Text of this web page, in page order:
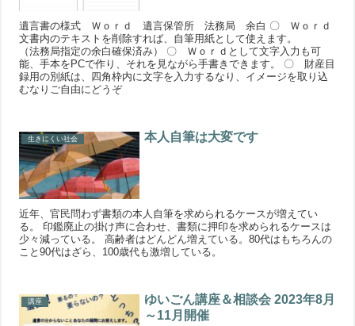
遺言書の様式 Ｗｏｒｄ 遺言保管所 法務局 余白 〇 Ｗｏｒｄ
文書内のテキストを削除すれば、自筆用紙として使えます。
（法務局指定の余白確保済み） 〇 Ｗｏｒｄとして文字入力も可
能、手本をPCで作り、それを見ながら手書きできます。 〇 財産目
録用の別紙は、四角枠内に文字を入力するなり、イメージを取り込
むなりご自由にどうぞ
生きにくい社会 本人自筆は大変です
近年、官民問わず書類の本人自筆を求められるケースが増えてい
る。 印鑑廃止の掛け声に合わせ、書類に押印を求められるケースは
少々減っている。 高齢者はどんどん増えている。80代はもちろんの
こと90代はざら、100歳代も激増している。
講座
ゆいごん講座＆相談会 2023年8月
～11月開催